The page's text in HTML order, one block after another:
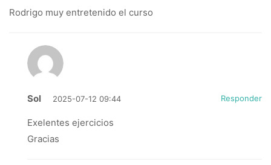
Rodrigo muy entretenido el curso
Sol 2025-07-12 09:44 Responder
Exelentes ejercicios
Gracias